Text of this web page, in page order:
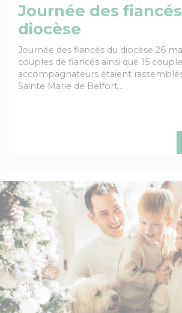
Journée des
diocèse
Journée des fiancés du diocèse 26
couples de fiancés ainsi que 15
accompagnateurs étaient
Sainte Marie de Belfort…